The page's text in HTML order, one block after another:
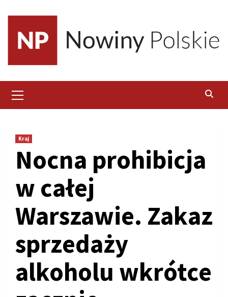
content
Menu
Kraj
Nocna prohibicja
w całej
Warszawie. Zakaz
sprzedaży
alkoholu wkrótce